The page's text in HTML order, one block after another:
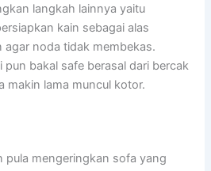
langkah lainnya yaitu
kain sebagai alas
agar noda tidak membekas.
pun bakal safe berasal dari bercak
makin lama muncul kotor.
pula mengeringkan sofa yang